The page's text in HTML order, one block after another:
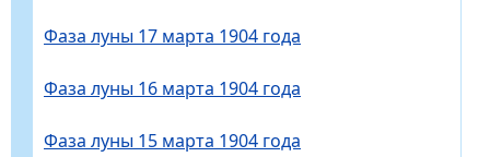
Фаза луны 17 марта 1904 года
Фаза луны 16 марта 1904 года
Фаза луны 15 марта 1904 года